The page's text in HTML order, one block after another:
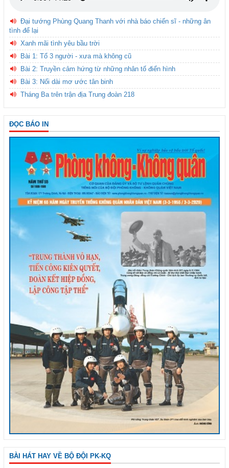
Đại tướng Phùng Quang Thanh với nhà báo chiến sĩ - những ân
tình để lại
Xanh mãi tình yêu bầu trời
Bài 1: Tổ 3 người - xưa mà không cũ
Bài 2: Truyền cảm hứng từ những nhân tố điển hình
Bài 3: Nối dài mơ ước tân binh
Tháng Ba trên trận địa Trung đoàn 218
ĐỌC BÁO IN
BÀI HÁT HAY VỀ BỘ ĐỘI PK-KQ